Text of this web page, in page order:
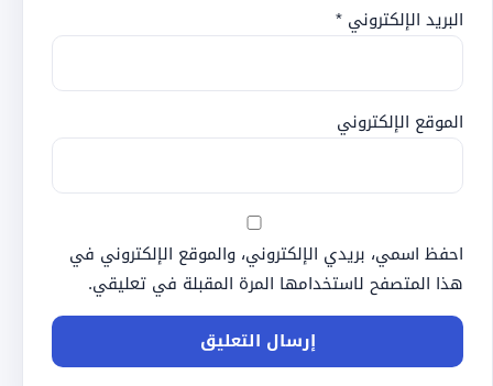
البريد الإلكتروني *
الموقع الإلكتروني
احفظ اسمي، بريدي الإلكتروني، والموقع الإلكتروني في
هذا المتصفح لاستخدامها المرة المقبلة في تعليقي.